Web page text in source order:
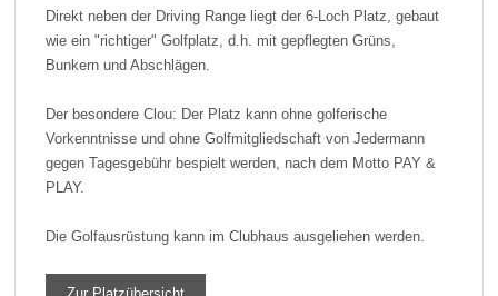
Direkt neben der Driving Range liegt der 6-Loch Platz, gebaut
wie ein "richtiger" Golfplatz, d.h. mit gepflegten Grüns,
Bunkern und Abschlägen.
Der besondere Clou: Der Platz kann ohne golferische
Vorkenntnisse und ohne Golfmitgliedschaft von Jedermann
gegen Tagesgebühr bespielt werden, nach dem Motto PAY &
PLAY.
Die Golfausrüstung kann im Clubhaus ausgeliehen werden.